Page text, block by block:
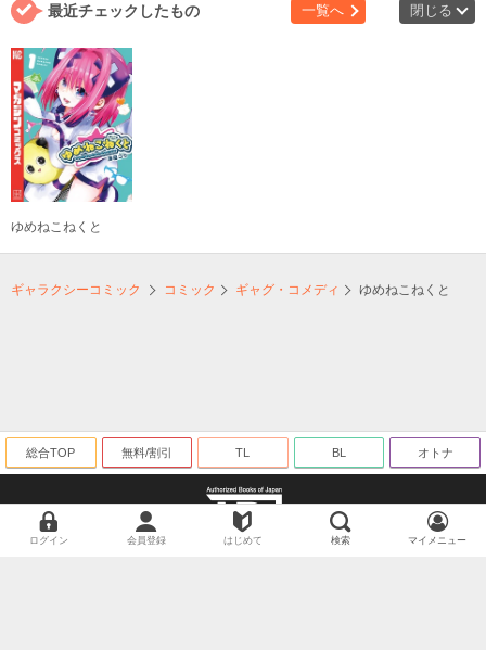
最近チェックしたもの 一覧へ 閉じる
ゆめねこねくと
ギャラクシーコミック コミック ギャグ・コメディ ゆめねこねくと
総合TOP 無料/割引 TL BL オトナ
ログイン 会員登録 はじめて 検索 マイメニュー